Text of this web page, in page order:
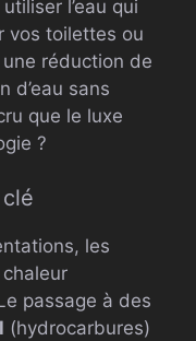
l’eau qui
vos toilettes ou
réduction de
d’eau sans
que le luxe
?
les
passage à des
(hydrocarbures)